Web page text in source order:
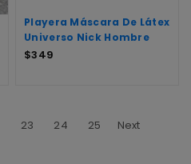
Playera Máscara De Látex
Universo Nick Hombre
$349
23 24 25 Next